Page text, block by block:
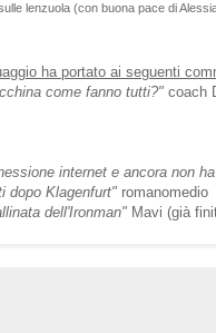
lenzuola (con buona pace di
ha portato ai seguenti
come fanno tutti?" coach
internet e ancora non
dopo Klagenfurt" romanomedio
dell'Ironman" Mavi (già